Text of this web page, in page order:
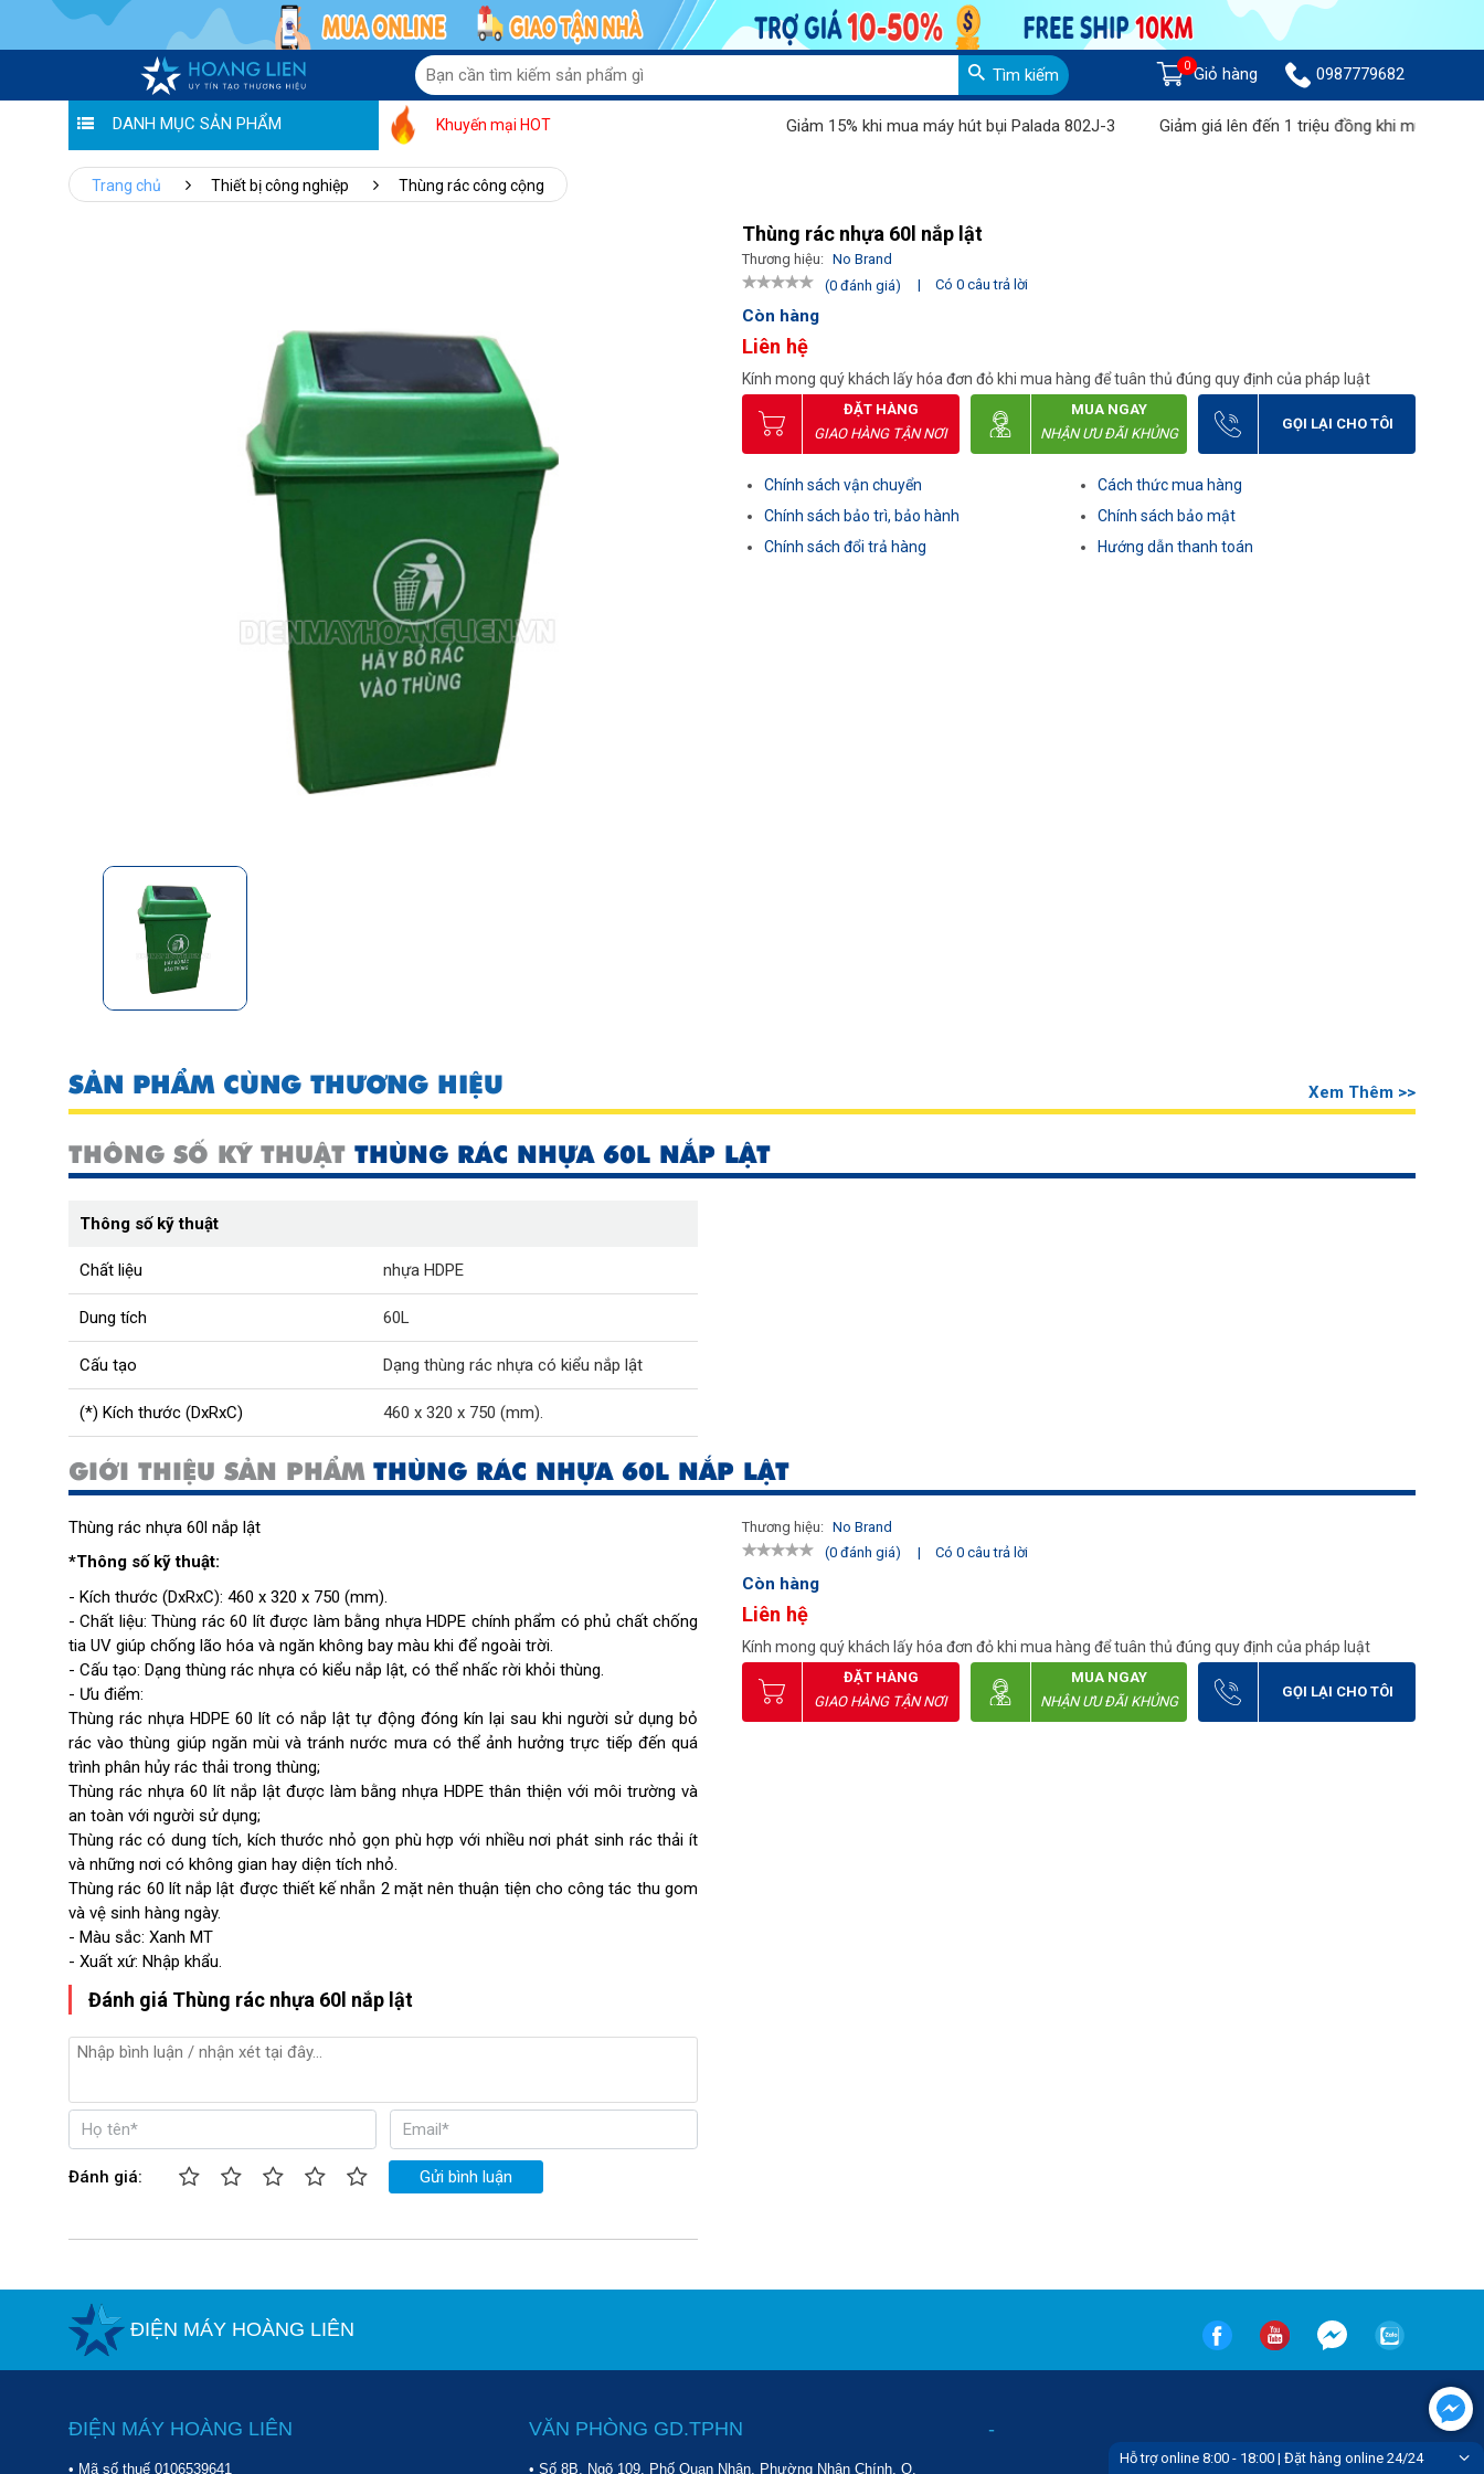
Tìm kiếm 0 Giỏ hàng 0987779682
DANH MỤC SẢN PHẨM Khuyến mại HOT Giảm 15% khi mua máy hút bụi Palada 802J-3 Giảm giá lên đến 1 triệu đồng khi mua Máy chà
Trang chủ Thiết bị công nghiệp Thùng rác công cộng
Thùng rác nhựa 60l nắp lật
Thương hiệu: No Brand
(0 đánh giá)
| Có 0 câu trả lời
Còn hàng
Liên hệ
Kính mong quý khách lấy hóa đơn đỏ khi mua hàng để tuân thủ đúng quy định của pháp luật
ĐẶT HÀNG
GIAO HÀNG TẬN NƠI
MUA NGAY
NHẬN ƯU ĐÃI KHỦNG
GỌI LẠI CHO TÔI
Chính sách vận chuyển
Chính sách bảo trì, bảo hành
Chính sách đổi trả hàng
Cách thức mua hàng
Chính sách bảo mật
Hướng dẫn thanh toán
SẢN PHẨM CÙNG THƯƠNG HIỆU Xem Thêm >>
THÔNG SỐ KỸ THUẬT THÙNG RÁC NHỰA 60L NẮP LẬT
Thông số kỹ thuật
Chất liệu nhựa HDPE
Dung tích 60L
Cấu tạo Dạng thùng rác nhựa có kiểu nắp lật
(*) Kích thước (DxRxC) 460 x 320 x 750 (mm).
GIỚI THIỆU SẢN PHẨM THÙNG RÁC NHỰA 60L NẮP LẬT
Thùng rác nhựa 60l nắp lật
*Thông số kỹ thuật:
- Kích thước (DxRxC): 460 x 320 x 750 (mm).
- Chất liệu: Thùng rác 60 lít được làm bằng nhựa HDPE chính phẩm có phủ chất chống
tia UV giúp chống lão hóa và ngăn không bay màu khi để ngoài trời.
- Cấu tạo: Dạng thùng rác nhựa có kiểu nắp lật, có thể nhấc rời khỏi thùng.
- Ưu điểm:
Thùng rác nhựa HDPE 60 lít có nắp lật tự động đóng kín lại sau khi người sử dụng bỏ
rác vào thùng giúp ngăn mùi và tránh nước mưa có thể ảnh hưởng trực tiếp đến quá
trình phân hủy rác thải trong thùng;
Thùng rác nhựa 60 lít nắp lật được làm bằng nhựa HDPE thân thiện với môi trường và
an toàn với người sử dụng;
Thùng rác có dung tích, kích thước nhỏ gọn phù hợp với nhiều nơi phát sinh rác thải ít
và những nơi có không gian hay diện tích nhỏ.
Thùng rác 60 lít nắp lật được thiết kế nhẵn 2 mặt nên thuận tiện cho công tác thu gom
và vệ sinh hàng ngày.
- Màu sắc: Xanh MT
- Xuất xứ: Nhập khẩu.
Đánh giá Thùng rác nhựa 60l nắp lật
Đánh giá: Gửi bình luận
Thương hiệu: No Brand
(0 đánh giá)
| Có 0 câu trả lời
Còn hàng
Liên hệ
Kính mong quý khách lấy hóa đơn đỏ khi mua hàng để tuân thủ đúng quy định của pháp luật
ĐẶT HÀNG
GIAO HÀNG TẬN NƠI
MUA NGAY
NHẬN ƯU ĐÃI KHỦNG
GỌI LẠI CHO TÔI
ĐIỆN MÁY HOÀNG LIÊN
ĐIỆN MÁY HOÀNG LIÊN
• Mã số thuế 0106539641
VĂN PHÒNG GD.TPHN
• Số 8B, Ngõ 109, Phố Quan Nhân, Phường Nhân Chính, Q.
-
Hỗ trợ online 8:00 - 18:00 | Đặt hàng online 24/24